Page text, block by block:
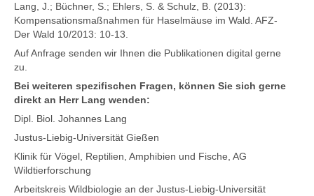
Lang, J.; Büchner, S.; Ehlers, S. & Schulz, B. (2013):
Kompensationsmaßnahmen für Haselmäuse im Wald. AFZ-
Der Wald 10/2013: 10-13.
Auf Anfrage senden wir Ihnen die Publikationen digital gerne
zu.
Bei weiteren spezifischen Fragen, können Sie sich gerne
direkt an Herr Lang wenden:
Dipl. Biol. Johannes Lang
Justus-Liebig-Universität Gießen
Klinik für Vögel, Reptilien, Amphibien und Fische, AG
Wildtierforschung
Arbeitskreis Wildbiologie an der Justus-Liebig-Universität